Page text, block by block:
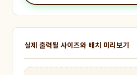
실제 출력될 사이즈와 배치 미리보기